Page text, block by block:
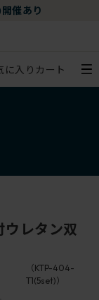
催あり
に入り カート
レタン双
（KTP-404-
T1(5set)）